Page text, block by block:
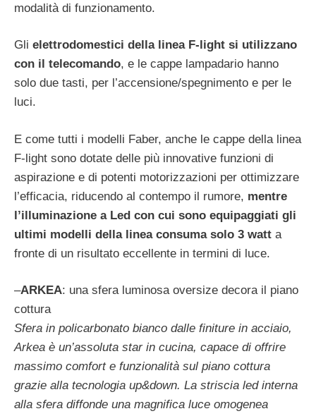
modalità di funzionamento.
Gli elettrodomestici della linea F-light si utilizzano
con il telecomando, e le cappe lampadario hanno
solo due tasti, per l’accensione/spegnimento e per le
luci.
E come tutti i modelli Faber, anche le cappe della linea
F-light sono dotate delle più innovative funzioni di
aspirazione e di potenti motorizzazioni per ottimizzare
l’efficacia, riducendo al contempo il rumore, mentre
l’illuminazione a Led con cui sono equipaggiati gli
ultimi modelli della linea consuma solo 3 watt a
fronte di un risultato eccellente in termini di luce.
–ARKEA: una sfera luminosa oversize decora il piano
cottura
Sfera in policarbonato bianco dalle finiture in acciaio,
Arkea è un’assoluta star in cucina, capace di offrire
massimo comfort e funzionalità sul piano cottura
grazie alla tecnologia up&down. La striscia led interna
alla sfera diffonde una magnifica luce omogenea